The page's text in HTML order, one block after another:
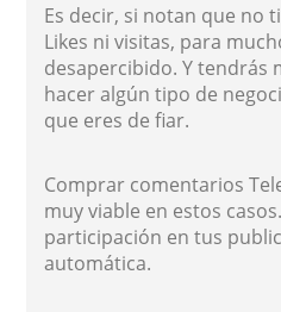
Es decir, si notan que no
Likes ni visitas, para
desapercibido. Y tendrás
hacer algún tipo de
que eres de fiar.
Comprar comentarios
muy viable en estos
participación en tus
automática.